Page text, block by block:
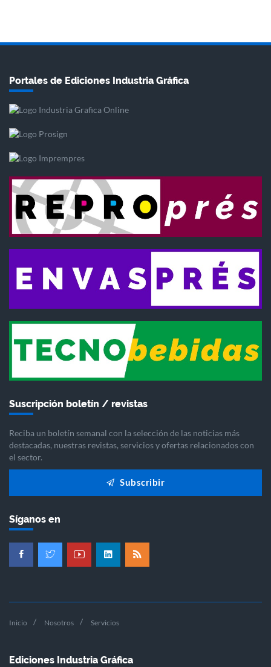
Portales de Ediciones Industria Gráfica
Suscripción boletín / revistas
Reciba un boletín semanal con la selección de las noticias más
destacadas, nuestras revistas, servicios y ofertas relacionados con
el sector.
Subscribir
Síganos en
Inicio Nosotros Servicios
Ediciones Industria Gráfica